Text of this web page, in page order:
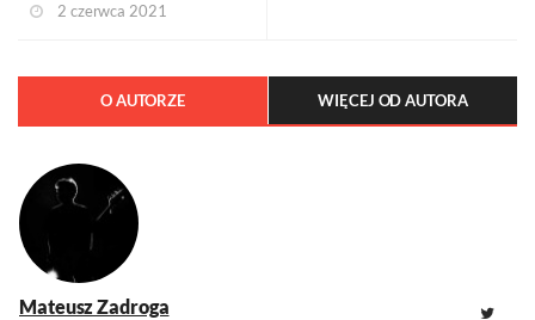
2 czerwca 2021
O AUTORZE WIĘCEJ OD AUTORA
Mateusz Zadroga